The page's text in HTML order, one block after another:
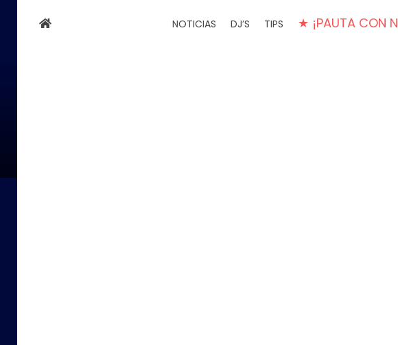
NOTICIAS DJ’S TIPS ★ ¡PAUTA CON